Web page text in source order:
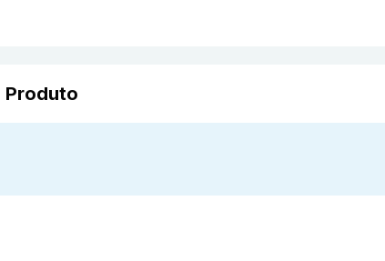
Produto